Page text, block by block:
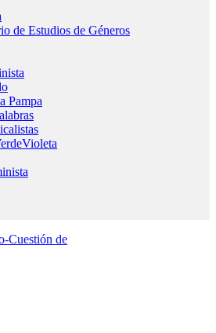
de Estudios de Géneros
Pampa